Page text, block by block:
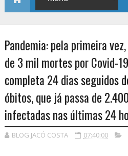
Pandemia: pela primeira
de 3 mil mortes por Covid-
completa 24 dias seguidos
óbitos, que já passa de
infectadas nas últimas 24
BLOG JACÓ COSTA 07:40:00